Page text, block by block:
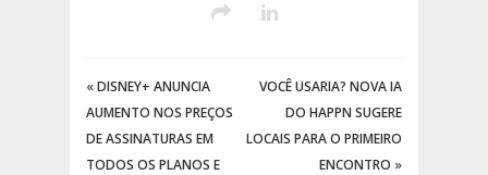
«DISNEY+ ANUNCIA
AUMENTO NOS PREÇOS
DE ASSINATURAS EM
TODOS OS PLANOS E
VOCÊ USARIA? NOVA IA
DO HAPPN SUGERE
LOCAIS PARA O PRIMEIRO
ENCONTRO »